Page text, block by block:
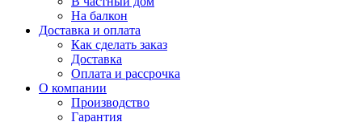
На балкон
Доставка и оплата
Как сделать заказ
Доставка
Оплата и рассрочка
О компании
Производство
Гарантия